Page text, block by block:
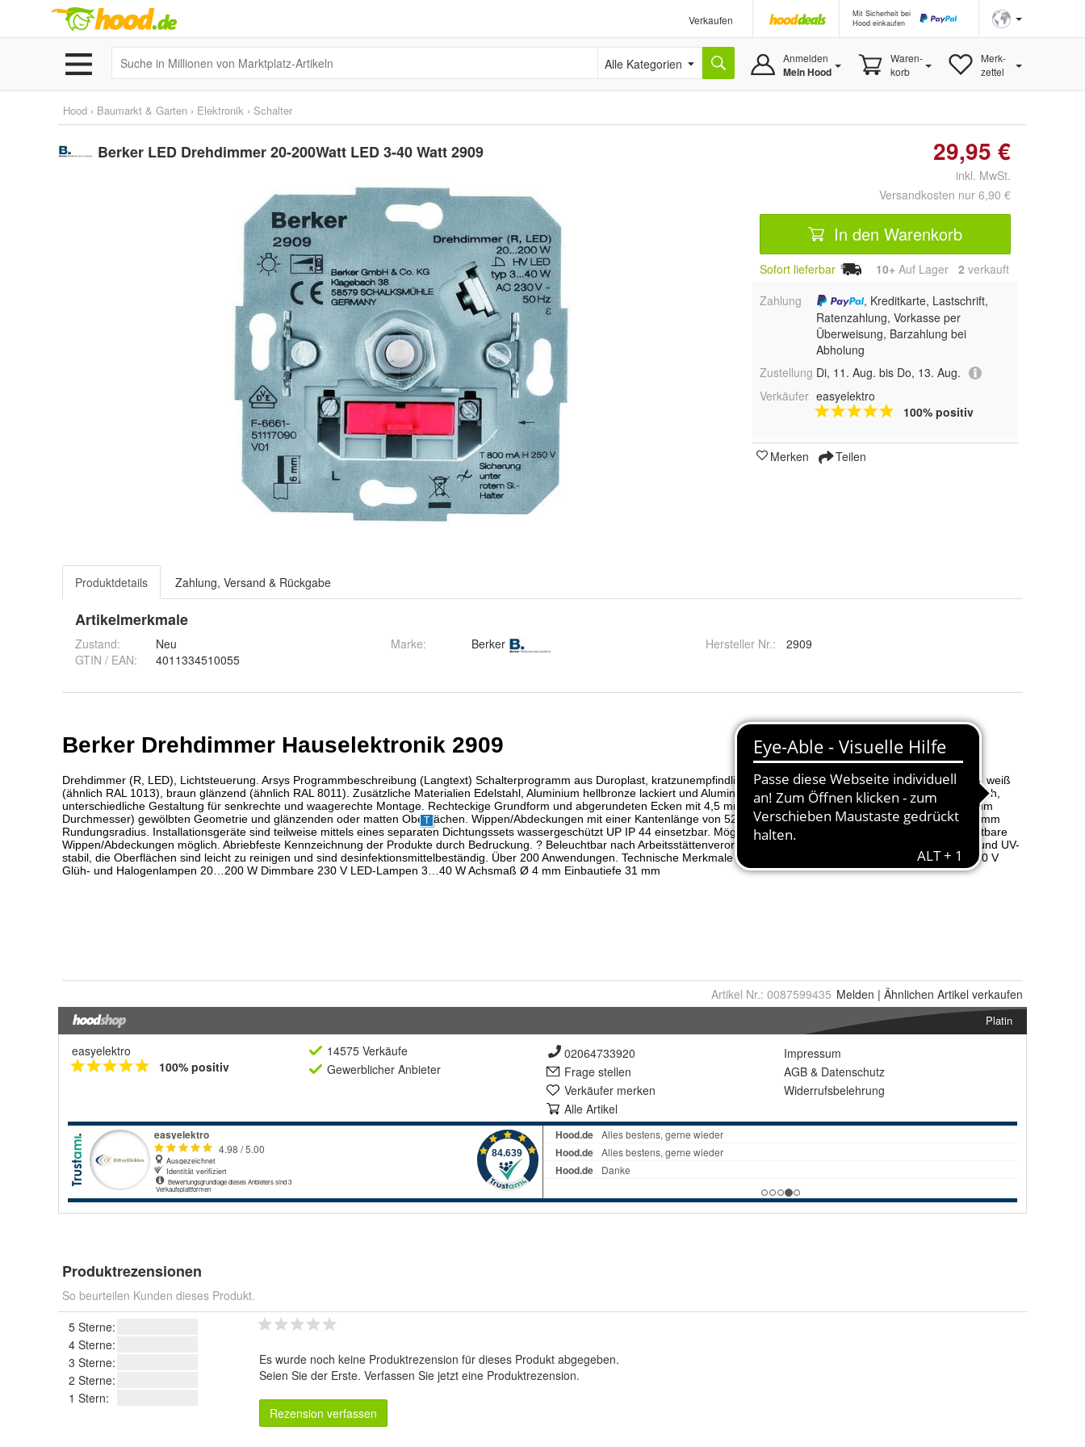
Verkaufen
Mit Sicherheit bei
Hood einkaufen
Alle Kategorien Anmelden
Mein Hood
Waren-
korb
Merk-
zettel
Hood › Baumarkt & Garten › Elektronik › Schalter
Berker LED Drehdimmer 20-200Watt LED 3-40 Watt 2909 29,95 €
inkl. MwSt.
Versandkosten nur 6,90 €
In den Warenkorb
Sofort lieferbar 10+ Auf Lager 2 verkauft
Zahlung
, Kreditkarte, Lastschrift,
Ratenzahlung, Vorkasse per
Überweisung, Barzahlung bei
Abholung
Zustellung Di, 11. Aug. bis Do, 13. Aug.
Verkäufer easyelektro
100% positiv
Merken Teilen
Produktdetails Zahlung, Versand & Rückgabe
Artikelmerkmale
Zustand:
Neu
GTIN / EAN:
4011334510055
Marke: Berker Hersteller Nr.: 2909
Artikel Nr.: 0087599435 Melden | Ähnlichen Artikel verkaufen
Platin
easyelektro
100% positiv
14575 Verkäufe
Gewerblicher Anbieter
02064733920
Frage stellen
Verkäufer merken
Alle Artikel
Impressum
AGB & Datenschutz
Widerrufsbelehrung
Produktrezensionen
So beurteilen Kunden dieses Produkt.
5 Sterne:
4 Sterne:
3 Sterne:
2 Sterne:
1 Stern:
Es wurde noch keine Produktrezension für dieses Produkt abgegeben.
Seien Sie der Erste. Verfassen Sie jetzt eine Produktrezension.
Rezension verfassen